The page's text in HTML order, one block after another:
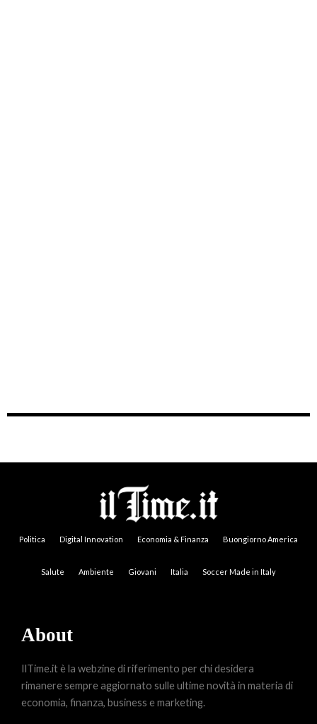
Politica Digital Innovation Economia & Finanza Buongiorno America
Salute Ambiente Giovani Italia Soccer Made in Italy
About
IlTime.it è la webzine di riferimento per chi desidera
rimanere sempre aggiornato sulle ultime novità in materia di
economia, finanza, business e marketing.